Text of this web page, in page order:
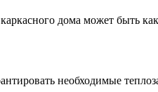
дома может быть
необходимые